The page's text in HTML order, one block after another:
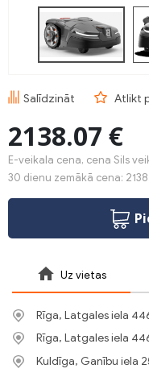
Salīdzināt Atlikt
2138.07 €
E-veikala cena, cena Sils
30 dienu zemākā cena:
Uz vietas
Rīga, Latgales iela
Rīga, Latgales iela
Kuldīga, Ganību iela